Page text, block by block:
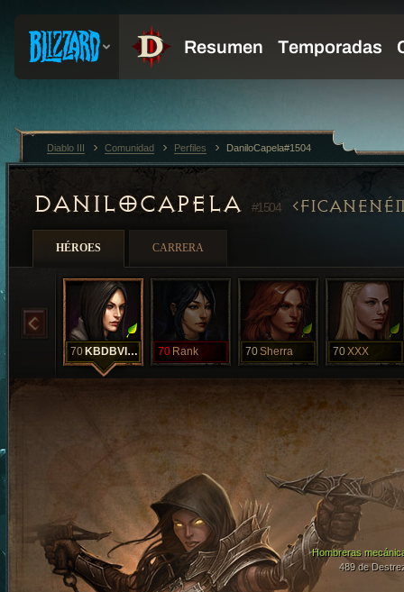
DANILOCAPELA #1504
HÉROES CARRERA
70 KBDBVIUD 70 Rank 70Sherra 70XXX
Hombreras
489 de
Diablo III Comunidad Perfiles DaniloCapela#1504